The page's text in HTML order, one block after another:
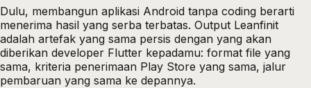
Dulu, membangun aplikasi Android tanpa coding berarti
menerima hasil yang serba terbatas. Output Leanfinit
adalah artefak yang sama persis dengan yang akan
diberikan developer Flutter kepadamu: format file yang
sama, kriteria penerimaan Play Store yang sama, jalur
pembaruan yang sama ke depannya.